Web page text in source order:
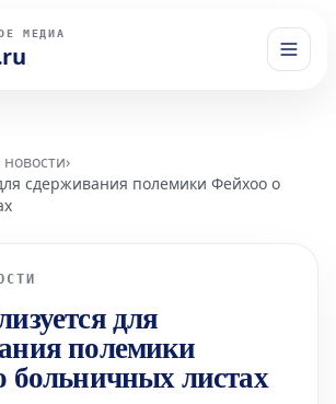
МЕДИА
›
сдерживания полемики Фейхоо о
для
полемики
больничных листах